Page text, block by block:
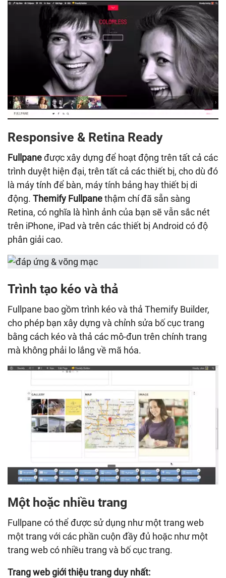
Responsive & Retina Ready
Fullpaneđược xây dựng để hoạt động trên tất cả các
trình duyệt hiện đại, trên tất cả các thiết bị, cho dù đó
là máy tính để bàn, máy tính bảng hay thiết bị di
động. Themify Fullpanethậm chí đã sẵn sàng
Retina, có nghĩa là hình ảnh của bạn sẽ vẫn sắc nét
trên iPhone, iPad và trên các thiết bị Android có độ
phân giải cao.
Trình tạo kéo và thả
Fullpane bao gồm trình kéo và thả Themify Builder,
cho phép bạn xây dựng và chỉnh sửa bố cục trang
bằng cách kéo và thả các mô-đun trên chính trang
mà không phải lo lắng về mã hóa.
Một hoặc nhiều trang
Fullpane có thể được sử dụng như một trang web
một trang với các phần cuộn đầy đủ hoặc như một
trang web có nhiều trang và bố cục trang.
Trang web giới thiệu trang duy nhất: